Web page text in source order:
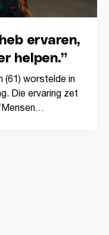
ervaren,
helpen.”
(61) worstelde in
Die ervaring zet